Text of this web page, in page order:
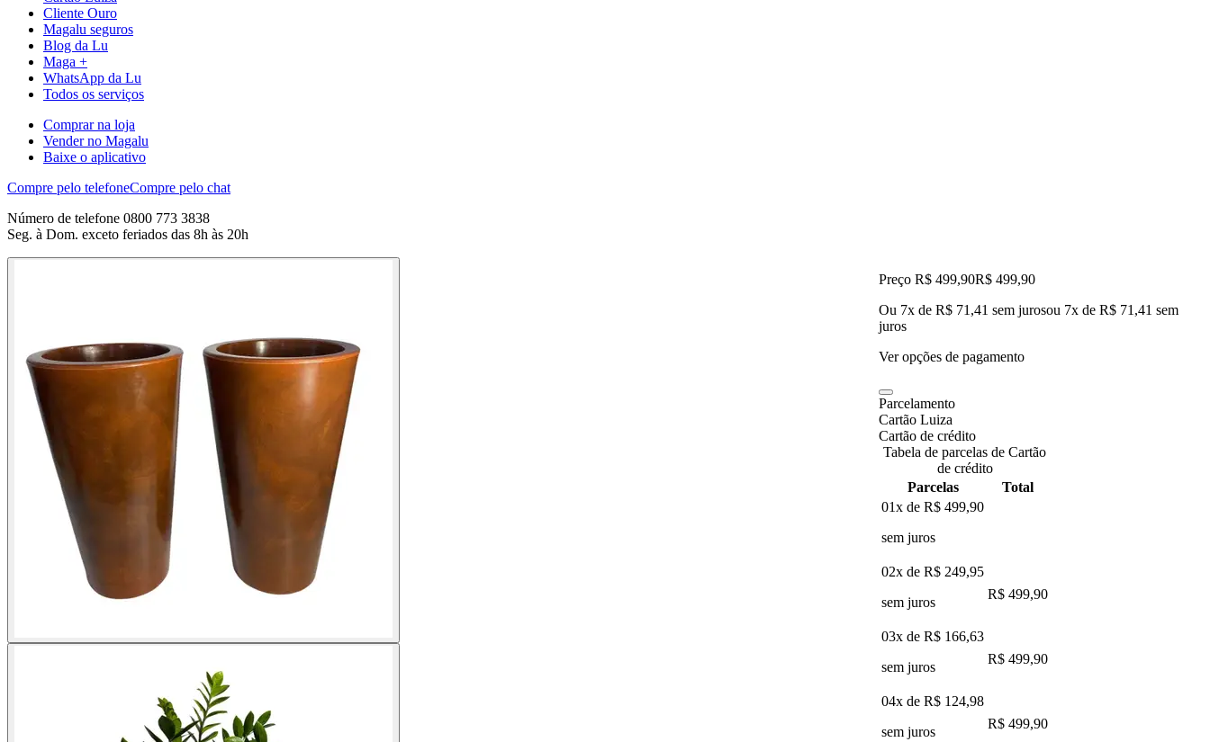
Cliente Ouro
Magalu seguros
Blog da Lu
Maga +
WhatsApp da Lu
Todos os serviços
Comprar na loja
Vender no Magalu
Baixe o aplicativo
Compre pelo telefoneCompre pelo chat
Número de telefone 0800 773 3838
Seg. à Dom. exceto feriados das 8h às 20h
Preço R$ 499,90R$ 499,90
Ou 7x de R$ 71,41 sem jurosou 7x de R$ 71,41 sem
juros
Ver opções de pagamento
Parcelamento
Cartão Luiza
Cartão de crédito
Tabela de parcelas de Cartão
de crédito
Parcelas
Total
01x de R$ 499,90
sem juros
02x de R$ 249,95
sem juros
R$ 499,90
03x de R$ 166,63
sem juros
R$ 499,90
04x de R$ 124,98
sem juros
R$ 499,90